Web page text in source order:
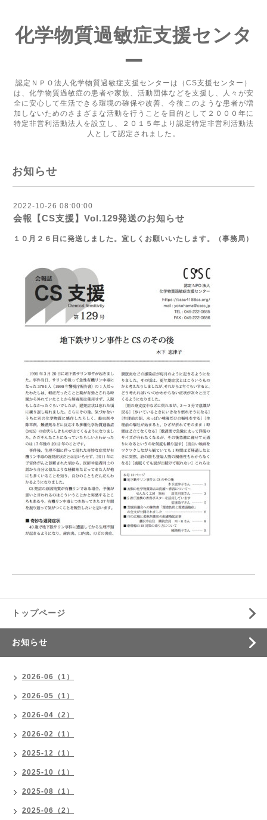
化学物質過敏症支援センタ
ー
認定ＮＰＯ法人化学物質過敏症支援センターは（CS支援センター）
は、化学物質過敏症の患者や家族、活動団体などを支援し、人々が安
全に安心して生活できる環境の確保や改善、今後このような患者が増
加しないためのさまざまな活動を行うことを目的として２０００年に
特定非営利活動法人を設立し、２０１５年より認定特定非営利活動法
人として認定されました。
お知らせ
2022-10-26 08:00:00
会報【CS支援】Vol.129発送のお知らせ
１０月２６日に発送しました。宜しくお願いいたします。（事務局）
トップページ
お知らせ
2026-06（1）
2026-05（1）
2026-04（2）
2026-02（1）
2025-12（1）
2025-10（1）
2025-08（1）
2025-06（2）